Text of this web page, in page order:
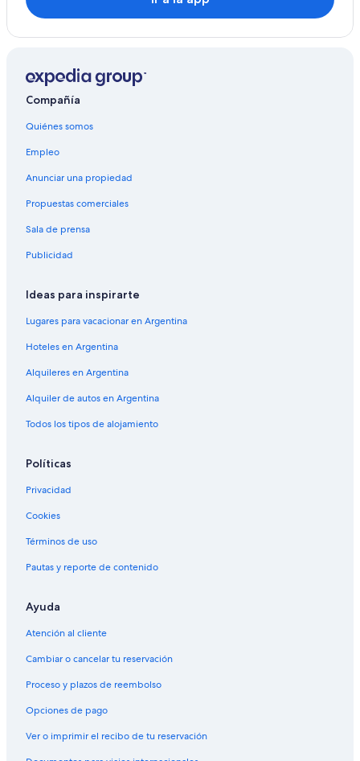
Compañía
Quiénes somos
Empleo
Anunciar una propiedad
Propuestas comerciales
Sala de prensa
Publicidad
Ideas para inspirarte
Lugares para vacacionar en Argentina
Hoteles en Argentina
Alquileres en Argentina
Alquiler de autos en Argentina
Todos los tipos de alojamiento
Políticas
Privacidad
Cookies
Términos de uso
Pautas y reporte de contenido
Ayuda
Atención al cliente
Cambiar o cancelar tu reservación
Proceso y plazos de reembolso
Opciones de pago
Ver o imprimir el recibo de tu reservación